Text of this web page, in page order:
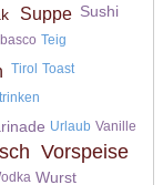
Suppe Sushi
Teig
Tirol Toast
trinken
Urlaub Vanille
Vorspeise
Wurst